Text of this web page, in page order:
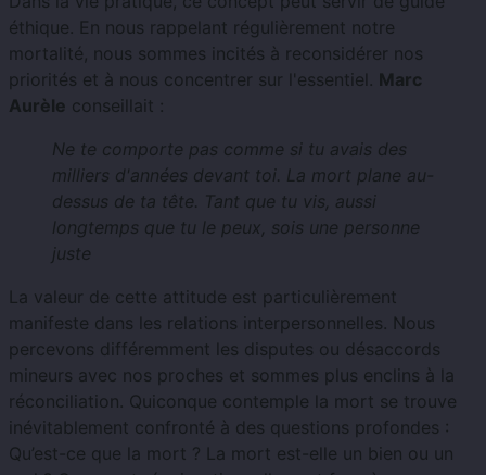
éthique. En nous rappelant régulièrement notre
mortalité, nous sommes incités à reconsidérer nos
priorités et à nous concentrer sur l'essentiel. Marc
Aurèle conseillait :
Ne te comporte pas comme si tu avais des
milliers d'années devant toi. La mort plane au-
dessus de ta tête. Tant que tu vis, aussi
longtemps que tu le peux, sois une personne
juste
La valeur de cette attitude est particulièrement
manifeste dans les relations interpersonnelles. Nous
percevons différemment les disputes ou désaccords
mineurs avec nos proches et sommes plus enclins à la
réconciliation. Quiconque contemple la mort se trouve
inévitablement confronté à des questions profondes :
Qu’est-ce que la mort ? La mort est-elle un bien ou un